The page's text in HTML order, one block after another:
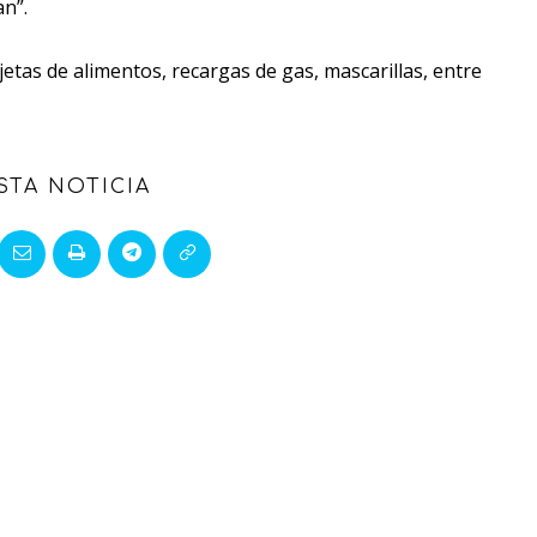
de alimentos, recargas de gas, mascarillas, entre
NOTICIA